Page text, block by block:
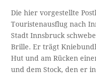
Die hier vorgestellte
Touristenausflug nach
Stadt Innsbruck
Brille. Er trägt
Hut und am Rücken
und dem Stock, den er